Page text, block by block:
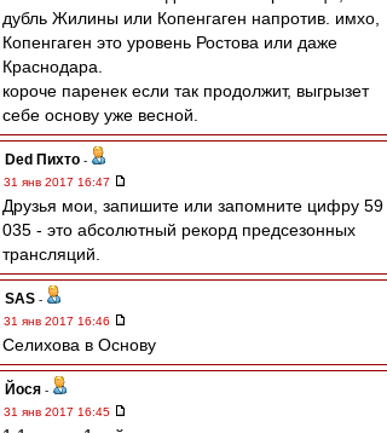
дубль Жилины или Копенгаген напротив. имхо,
Копенгаген это уровень Ростова или даже
Краснодара.
короче паренек если так продолжит, выгрызет
себе основу уже весной.
Ded Пихто -
31 янв 2017 16:47
Друзья мои, запишите или запомните цифру 59
035 - это абсолютный рекорд предсезонных
трансляций.
SAS -
31 янв 2017 16:46
Селихова в Основу
Йося -
31 янв 2017 16:45